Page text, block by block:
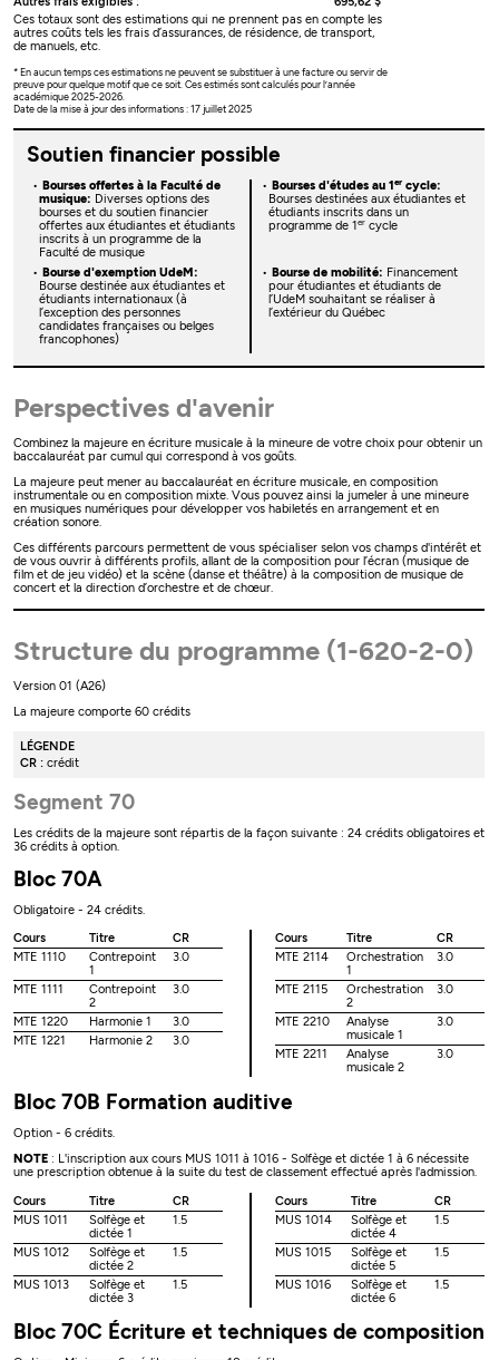
Ces totaux sont des estimations qui ne prennent pas en compte les
autres coûts tels les frais d’assurances, de résidence, de transport,
de manuels, etc.
* En aucun temps ces estimations ne peuvent se substituer à une facture ou servir de
preuve pour quelque motif que ce soit. Ces estimés sont calculés pour l’année
académique 2025-2026.
Date de la mise à jour des informations : 17 juillet 2025
Soutien financier possible
Bourses offertes à la Faculté de
musique: Diverses options des
bourses et du soutien financier
offertes aux étudiantes et étudiants
inscrits à un programme de la
Faculté de musique
Bourses d'études au 1 ercycle:
Bourses destinées aux étudiantes et
étudiants inscrits dans un
programme de 1 ercycle
Bourse d'exemption UdeM:
Bourse destinée aux étudiantes et
étudiants internationaux (à
l’exception des personnes
candidates françaises ou belges
francophones)
Bourse de mobilité: Financement
pour étudiantes et étudiants de
l’UdeM souhaitant se réaliser à
l’extérieur du Québec
Perspectives d'avenir
Combinez la majeure en écriture musicale à la mineure de votre choix pour obtenir un
baccalauréat par cumul qui correspond à vos goûts.
La majeure peut mener au baccalauréat en écriture musicale, en composition
instrumentale ou en composition mixte. Vous pouvez ainsi la jumeler à une mineure
en musiques numériques pour développer vos habiletés en arrangement et en
création sonore.
Ces différents parcours permettent de vous spécialiser selon vos champs d'intérêt et
de vous ouvrir à différents profils, allant de la composition pour l’écran (musique de
film et de jeu vidéo) et la scène (danse et théâtre) à la composition de musique de
concert et la direction d’orchestre et de chœur.
Structure du programme (1-620-2-0)
Version 01 (A26)
La majeure comporte 60 crédits
LÉGENDE
CR : crédit
Segment 70
Les crédits de la majeure sont répartis de la façon suivante : 24 crédits obligatoires et
36 crédits à option.
Bloc 70A
Obligatoire - 24 crédits.
Cours
Titre
CR
MTE 1110
Contrepoint
1
3.0
MTE 1111
Contrepoint
2
3.0
MTE 1220 Harmonie 1
3.0
MTE 1221
Harmonie 2 3.0
Cours Titre
CR
MTE 2114
Orchestration
1
3.0
MTE 2115
Orchestration
2
3.0
MTE 2210
Analyse
musicale 1
3.0
MTE 2211
Analyse
musicale 2
3.0
Bloc 70B Formation auditive
Option - 6 crédits.
NOTE : L'inscription aux cours MUS 1011 à 1016 - Solfège et dictée 1 à 6 nécessite
une prescription obtenue à la suite du test de classement effectué après l'admission.
Cours
Titre
CR
MUS 1011
Solfège et
dictée 1
1.5
MUS 1012
Solfège et
dictée 2
1.5
MUS 1013
Solfège et
dictée 3
1.5
Cours Titre
CR
MUS 1014
Solfège et
dictée 4
1.5
MUS 1015
Solfège et
dictée 5
1.5
MUS 1016
Solfège et
dictée 6
1.5
Bloc 70C Écriture et techniques de composition